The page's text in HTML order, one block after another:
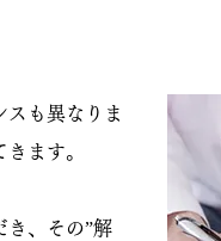
も異なりま
ます。
、その”解